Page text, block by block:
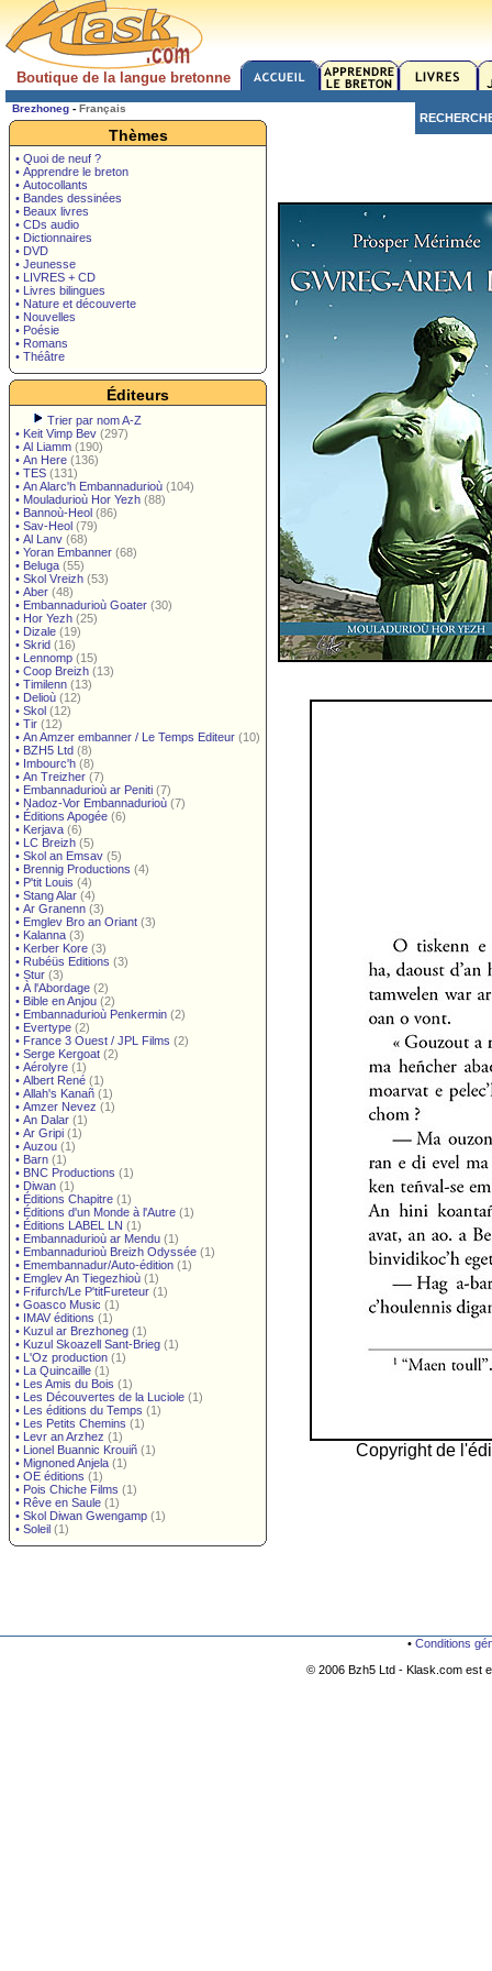
Boutique de la langue bretonne
Brezhoneg - Français
Thèmes
• Quoi de neuf ?
• Apprendre le breton
• Autocollants
• Bandes dessinées
• Beaux livres
• CDs audio
• Dictionnaires
• DVD
• Jeunesse
• LIVRES + CD
• Livres bilingues
• Nature et découverte
• Nouvelles
• Poésie
• Romans
• Théâtre
Éditeurs
Trier par nom A-Z
• Keit Vimp Bev (297)
• Al Liamm (190)
• An Here (136)
• TES (131)
• An Alarc'h Embannadurioù (104)
• Mouladurioù Hor Yezh (88)
• Bannoù-Heol (86)
• Sav-Heol (79)
• Al Lanv (68)
• Yoran Embanner (68)
• Beluga (55)
• Skol Vreizh (53)
• Aber (48)
• Embannadurioù Goater (30)
• Hor Yezh (25)
• Dizale (19)
• Skrid (16)
• Lennomp (15)
• Coop Breizh (13)
• Timilenn (13)
• Delioù (12)
• Skol (12)
• Tir (12)
• An Amzer embanner / Le Temps Editeur (10)
• BZH5 Ltd (8)
• Imbourc'h (8)
• An Treizher (7)
• Embannadurioù ar Peniti (7)
• Nadoz-Vor Embannadurioù (7)
• Éditions Apogée (6)
• Kerjava (6)
• LC Breizh (5)
• Skol an Emsav (5)
• Brennig Productions (4)
• P'tit Louis (4)
• Stang Alar (4)
• Ar Granenn (3)
• Emglev Bro an Oriant (3)
• Kalanna (3)
• Kerber Kore (3)
• Rubéüs Editions (3)
• Stur (3)
• À l'Abordage (2)
• Bible en Anjou (2)
• Embannadurioù Penkermin (2)
• Evertype (2)
• France 3 Ouest / JPL Films (2)
• Serge Kergoat (2)
• Aérolyre (1)
• Albert René (1)
• Allah's Kanañ (1)
• Amzer Nevez (1)
• An Dalar (1)
• Ar Gripi (1)
• Auzou (1)
• Barn (1)
• BNC Productions (1)
• Diwan (1)
• Éditions Chapitre (1)
• Éditions d'un Monde à l'Autre (1)
• Éditions LABEL LN (1)
• Embannadurioù ar Mendu (1)
• Embannadurioù Breizh Odyssée (1)
• Emembannadur/Auto-édition (1)
• Emglev An Tiegezhioù (1)
• Frifurch/Le P'titFureteur (1)
• Goasco Music (1)
• IMAV éditions (1)
• Kuzul ar Brezhoneg (1)
• Kuzul Skoazell Sant-Brieg (1)
• L'Oz production (1)
• La Quincaille (1)
• Les Amis du Bois (1)
• Les Découvertes de la Luciole (1)
• Les éditions du Temps (1)
• Les Petits Chemins (1)
• Levr an Arzhez (1)
• Lionel Buannic Krouiñ (1)
• Mignoned Anjela (1)
• OE éditions (1)
• Pois Chiche Films (1)
• Rêve en Saule (1)
• Skol Diwan Gwengamp (1)
• Soleil (1)
Copyright de
• Conditions
© 2006 Bzh5 Ltd - Klask.com est